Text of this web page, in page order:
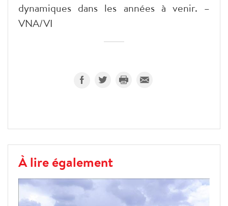
dynamiques dans les années à venir. –
VNA/VI
À lire également